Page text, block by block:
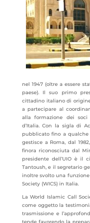
nel 1947 (oltre a essere
paese). Il suo primo
cittadinoitaliano di
a partecipare al
alla formazione dei
d’Italia. Con la sigla di
pubblicato fino a
gestisce a Roma, dal
finora riconosciuta dal
presidente dell’UIO è il
Tantoush, e il segretario
inoltre svolto una
Society (WICS) in Italia.
La World Islamic Call
come oggetto la
trasmissione e